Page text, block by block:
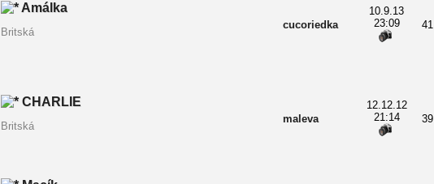
Amálka
Britská
cucoriedka
10.9.13
23:09
41
CHARLIE
Britská
maleva
12.12.12
21:14
39